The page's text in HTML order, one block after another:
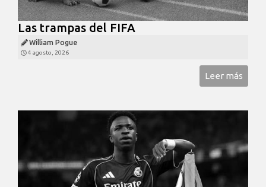
Las trampas del FIFA
William Pogue
4 agosto, 2026
Leer más